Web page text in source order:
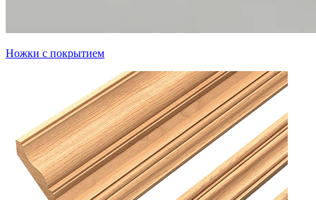
Ножки с покрытием